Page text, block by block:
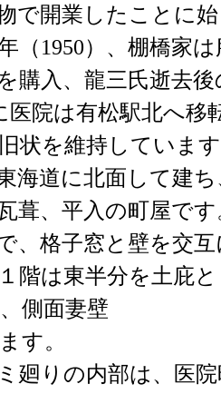
で開業したことに
（1950）、棚橋家は
購入、龍三氏逝去後
医院は有松駅北へ移
状を維持していま
海道に北面して建ち
葺、平入の町屋です
、格子窓と壁を交互
階は東半分を土庇
側面妻壁
す。
廻りの内部は、医院